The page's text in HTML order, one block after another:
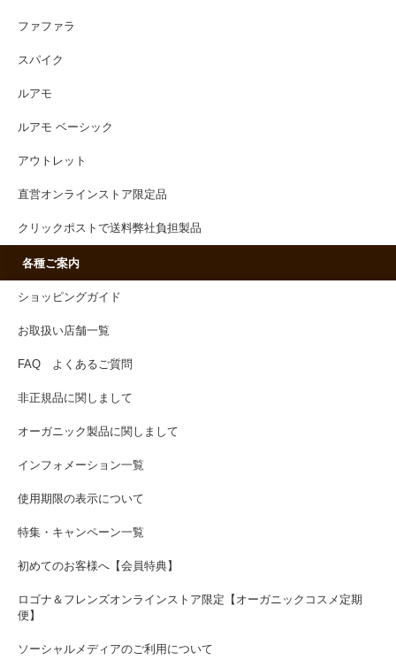
ファファラ
スパイク
ルアモ
ルアモ ベーシック
アウトレット
直営オンラインストア限定品
クリックポストで送料弊社負担製品
各種ご案内
ショッピングガイド
お取扱い店舗一覧
FAQ よくあるご質問
非正規品に関しまして
オーガニック製品に関しまして
インフォメーション一覧
使用期限の表示について
特集・キャンペーン一覧
初めてのお客様へ【会員特典】
ロゴナ＆フレンズオンラインストア限定【オーガニックコスメ定期
便】
ソーシャルメディアのご利用について